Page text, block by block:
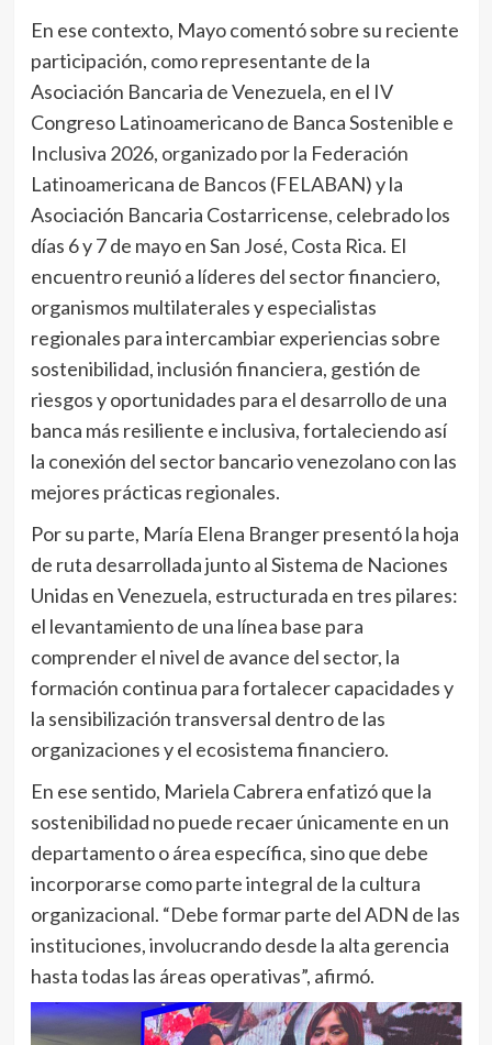
En ese contexto, Mayo comentó sobre su reciente
participación, como representante de la
Asociación Bancaria de Venezuela, en el IV
Congreso Latinoamericano de Banca Sostenible e
Inclusiva 2026, organizado por la Federación
Latinoamericana de Bancos (FELABAN) y la
Asociación Bancaria Costarricense, celebrado los
días 6 y 7 de mayo en San José, Costa Rica. El
encuentro reunió a líderes del sector financiero,
organismos multilaterales y especialistas
regionales para intercambiar experiencias sobre
sostenibilidad, inclusión financiera, gestión de
riesgos y oportunidades para el desarrollo de una
banca más resiliente e inclusiva, fortaleciendo así
la conexión del sector bancario venezolano con las
mejores prácticas regionales.
Por su parte, María Elena Branger presentó la hoja
de ruta desarrollada junto al Sistema de Naciones
Unidas en Venezuela, estructurada en tres pilares:
el levantamiento de una línea base para
comprender el nivel de avance del sector, la
formación continua para fortalecer capacidades y
la sensibilización transversal dentro de las
organizaciones y el ecosistema financiero.
En ese sentido, Mariela Cabrera enfatizó que la
sostenibilidad no puede recaer únicamente en un
departamento o área específica, sino que debe
incorporarse como parte integral de la cultura
organizacional. “Debe formar parte del ADN de las
instituciones, involucrando desde la alta gerencia
hasta todas las áreas operativas”, afirmó.